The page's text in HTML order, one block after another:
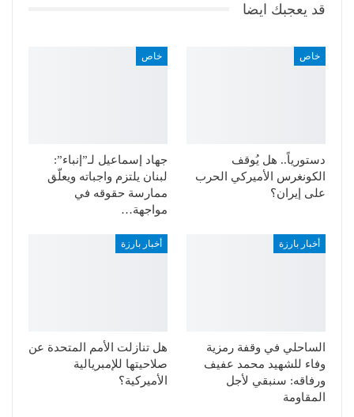
قد يعجبك ايضا
خاص
دستورياً.. هل يُوقف
الكونغرس الأميركي الحرب
على إيران؟
خاص
جهاد إسماعيل لـ”إنباء”:
لبنان يلتزم واجباته ويعلّق
ممارسة حقوقه في
مواجهة…
أخبار بارزة
الساحلي في وقفة رمزية
وفاء للشهيد محمد عفيف
ورفاقه: سنبقي لأجل
المقاومة
أخبار بارزة
هل تنازلت الأمم المتحدة عن
صلاحيتها للإمبريالية
الأميركية؟